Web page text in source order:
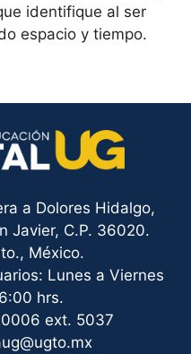
identifique al ser
espacio y tiempo.
a Dolores Hidalgo,
Javier, C.P. 36020.
México.
Lunes a Viernes
hrs.
ext. 5037